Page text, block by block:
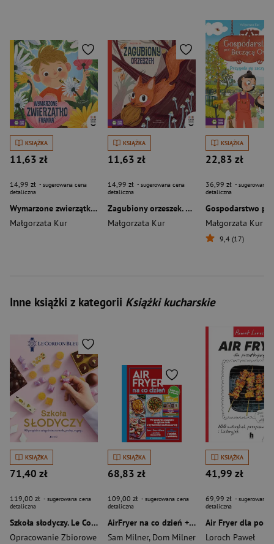
KSIĄŻKA
11,63 zł
14,99 zł - sugerowana cena
detaliczna
Wymarzone zwierzątko Franka. Czytam dziecku codziennie
Małgorzata Kur
KSIĄŻKA
11,63 zł
14,99 zł - sugerowana cena
detaliczna
Zagubiony orzeszek. Czytam dziecku codziennie
Małgorzata Kur
KSIĄŻKA
22,83 zł
36,99 zł - sugerowana
detaliczna
Małgorzata Kur
9,4 (17)
Inne książki z kategorii Książki kucharskie
KSIĄŻKA
71,40 zł
119,00 zł - sugerowana cena
detaliczna
Szkoła słodyczy. Le Cordon Bleu. 90 przepisów z całego świata na trufle, praliny, nugaty…
Opracowanie Zbiorowe
KSIĄŻKA
68,83 zł
109,00 zł - sugerowana cena
detaliczna
AirFryer na co dzień + Ściągawka 140 prostych przepisów na pyszne dania z frytkownicy beztłuszczowej
Sam Milner, Dom Milner
KSIĄŻKA
41,99 zł
69,99 zł - sugerowana
detaliczna
Loroch Paweł